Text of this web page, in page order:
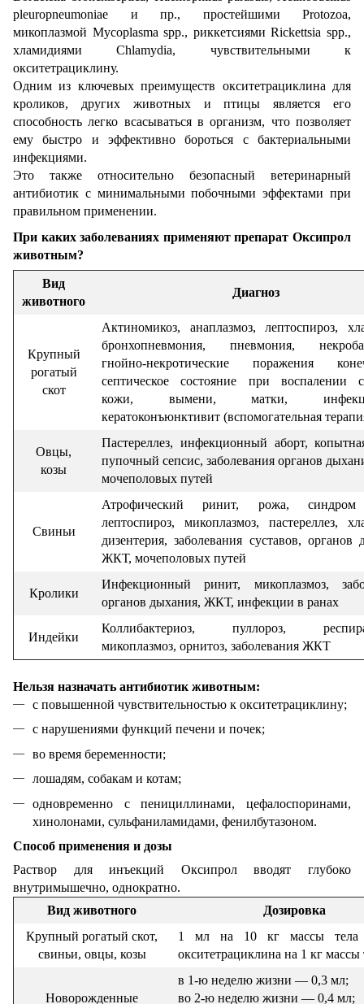
pleuropneumoniae и пр., простейшими Protozoa,
микоплазмой Mycoplasma spp., риккетсиями Rickettsia spp.,
хламидиями Chlamydia, чувствительными к
окситетрациклину.
Одним из ключевых преимуществ окситетрациклина для
кроликов, других животных и птицы является его
способность легко всасываться в организм, что позволяет
ему быстро и эффективно бороться с бактериальными
инфекциями.
Это также относительно безопасный ветеринарный
антибиотик с минимальными побочными эффектами при
правильном применении.
При каких заболеваниях применяют препарат Оксипрол
животным?
Вид
животного
Диагноз
Крупный
рогатый
скот
Актиномикоз, анаплазмоз, лептоспироз,
бронхопневмония, пневмония,
гнойно-некротические поражения
септическое состояние при воспалении
кожи, вымени, матки,
кератоконъюнктивит (вспомогательная
Овцы,
козы
Пастереллез, инфекционный аборт,
пупочный сепсис, заболевания органов
мочеполовых путей
Свиньи
Атрофический ринит, рожа,
лептоспироз, микоплазмоз, пастереллез,
дизентерия, заболевания суставов, органов
ЖКТ, мочеполовых путей
Кролики
Инфекционный ринит, микоплазмоз,
органов дыхания, ЖКТ, инфекции в ранах
Индейки
Коллибактериоз, пуллороз,
микоплазмоз, орнитоз, заболевания ЖКТ
Нельзя назначать антибиотик животным:
с повышенной чувствительностью к окситетрациклину;
с нарушениями функций печени и почек;
во время беременности;
лошадям, собакам и котам;
одновременно с пенициллинами, цефалоспоринами,
хинолонами, сульфаниламидами, фенилбутазоном.
Способ применения и дозы
Раствор для инъекций Оксипрол вводят глубоко
внутримышечно, однократно.
Вид животного
Дозировка
Крупный рогатый скот,
свиньи, овцы, козы
1 мл на 10 кг массы
окситетрациклина на 1 кг массы
Новорожденные
в 1-ю неделю жизни — 0,3 мл;
во 2-ю неделю жизни — 0,4 мл;